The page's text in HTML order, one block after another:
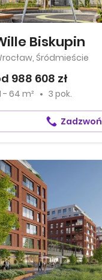
Biskupin
Śródmieście
988 608 zł
- 64 m² 3 pok.
Zadzwoń